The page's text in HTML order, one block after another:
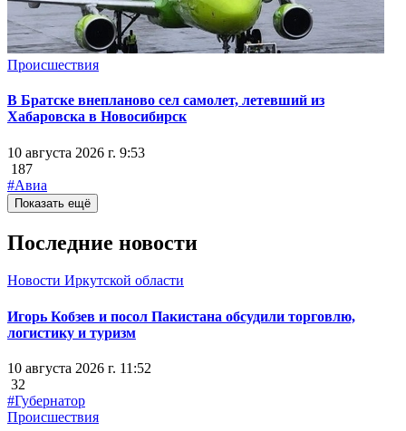
Происшествия
В Братске внепланово сел самолет, летевший из
Хабаровска в Новосибирск
10 августа 2026 г. 9:53
187
#Авиа
Показать ещё
Последние новости
Новости Иркутской области
Игорь Кобзев и посол Пакистана обсудили торговлю,
логистику и туризм
10 августа 2026 г. 11:52
32
#Губернатор
Происшествия